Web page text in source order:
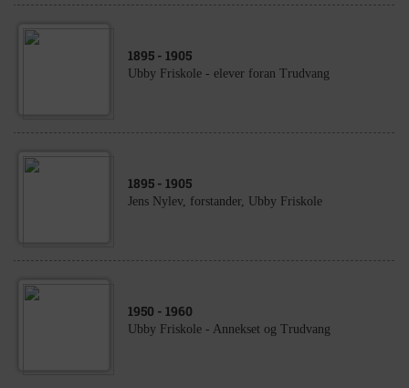
1895 - 1905
Ubby Friskole - elever foran Trudvang
1895 - 1905
Jens Nylev, forstander, Ubby Friskole
1950 - 1960
Ubby Friskole - Annekset og Trudvang